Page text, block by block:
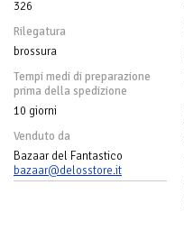
326
Rilegatura
brossura
Tempi medi di preparazione
prima della spedizione
10 giorni
Venduto da
Bazaar del Fantastico
bazaar@delosstore.it